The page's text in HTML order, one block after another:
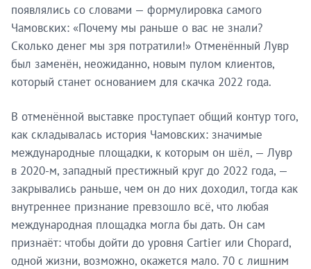
появлялись со словами — формулировка самого
Чамовских: «Почему мы раньше о вас не знали?
Сколько денег мы зря потратили!» Отменённый Лувр
был заменён, неожиданно, новым пулом клиентов,
который станет основанием для скачка 2022 года.
В отменённой выставке проступает общий контур того,
как складывалась история Чамовских: значимые
международные площадки, к которым он шёл, — Лувр
в 2020-м, западный престижный круг до 2022 года, —
закрывались раньше, чем он до них доходил, тогда как
внутреннее признание превзошло всё, что любая
международная площадка могла бы дать. Он сам
признаёт: чтобы дойти до уровня Cartier или Chopard,
одной жизни, возможно, окажется мало. 70 с лишним